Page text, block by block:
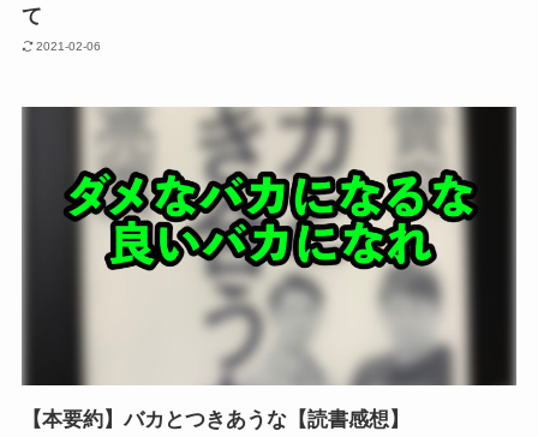
て
2021-02-06
【本要約】バカとつきあうな【読書感想】